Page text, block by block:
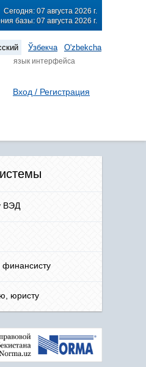
Сегодня: 07 августа 2026 г.
базы: 07 августа 2026 г.
Ўзбекча O'zbekcha
язык интерфейса
Вход / Регистрация
ВЭД
финансисту
юристу